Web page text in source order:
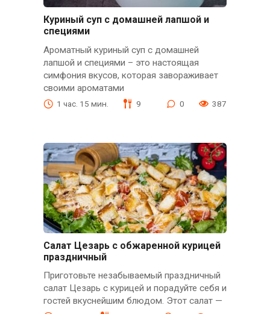
Куриный суп с домашней лапшой и
специями
Ароматный куриный суп с домашней
лапшой и специями – это настоящая
симфония вкусов, которая завораживает
своими ароматами
1 час. 15 мин. 9 0 387
Салат Цезарь с обжаренной курицей
праздничный
Приготовьте незабываемый праздничный
салат Цезарь с курицей и порадуйте себя и
гостей вкуснейшим блюдом. Этот салат —